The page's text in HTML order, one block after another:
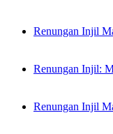
Renungan Injil
Renungan Injil:
Renungan Injil